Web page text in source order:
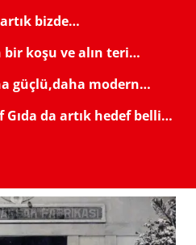
bizde…
bir koşu ve alın teri…
güçlü,daha modern…
Gıda da artık hedef belli…